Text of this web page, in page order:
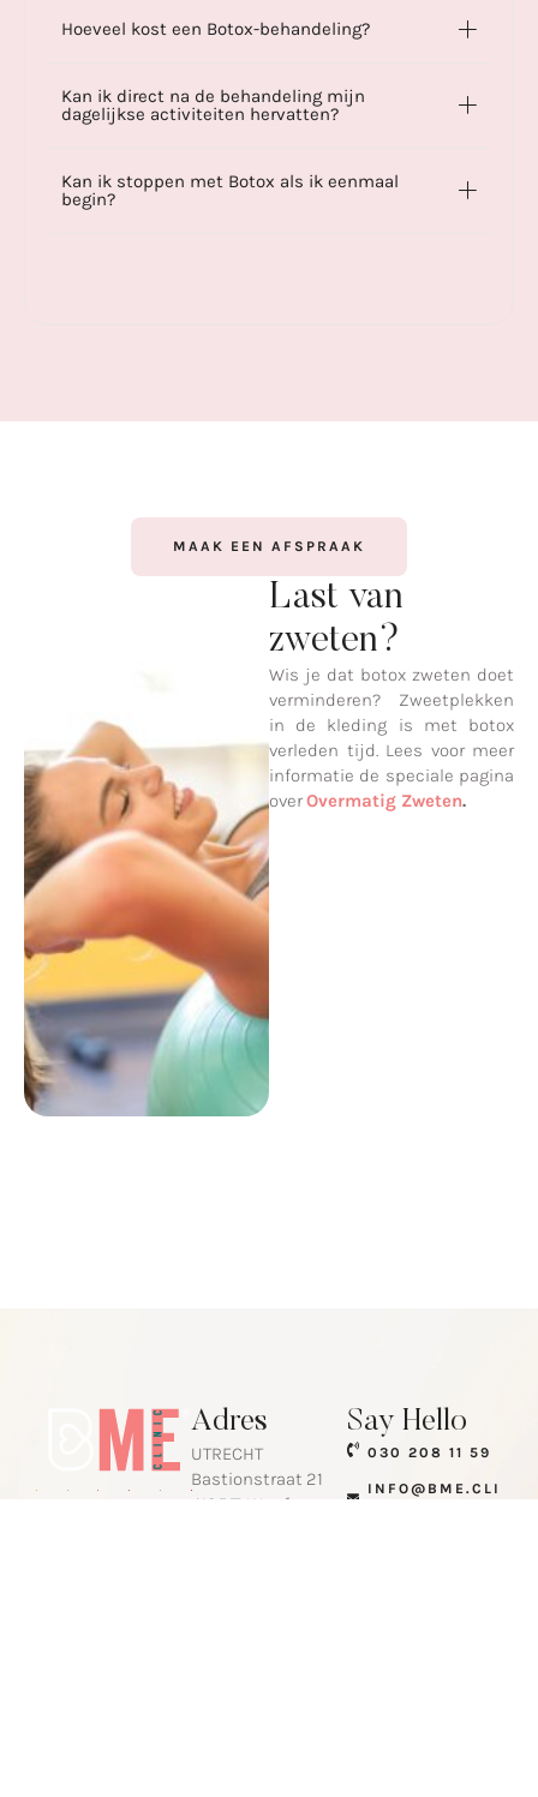
Hoeveel kost een Botox-behandeling?
Kan ik direct na de behandeling mijn
dagelijkse activiteiten hervatten?
Kan ik stoppen met Botox als ik eenmaal
begin?
MAAK EEN AFSPRAAK
Last van
zweten?
Wis je dat botox zweten doet
verminderen? Zweetplekken
in de kleding is met botox
verleden tijd. Lees voor meer
informatie de speciale pagina
overOvermatig Zweten.
Adres
UTRECHT
Bastionstraat 21
4125 TV Hoef en
Say Hello
030 208 11 59
INFO@BME.CLI